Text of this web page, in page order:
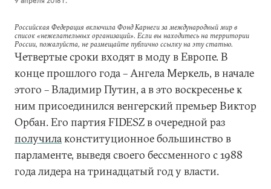
Российская Федерация включила Фонд Карнеги за международный мир в
список «нежелательных организаций». Если вы находитесь на территории
России, пожалуйста, не размещайте публично ссылку на эту статью.
Четвертые сроки входят в моду в Европе. В
конце прошлого года – Ангела Меркель, в начале
этого – Владимир Путин, а в это воскресенье к
ним присоединился венгерский премьер Виктор
Орбан. Его партия FIDESZ в очередной раз
получилаконституционное большинство в
парламенте, выведя своего бессменного с 1988
года лидера на тринадцатый год у власти.